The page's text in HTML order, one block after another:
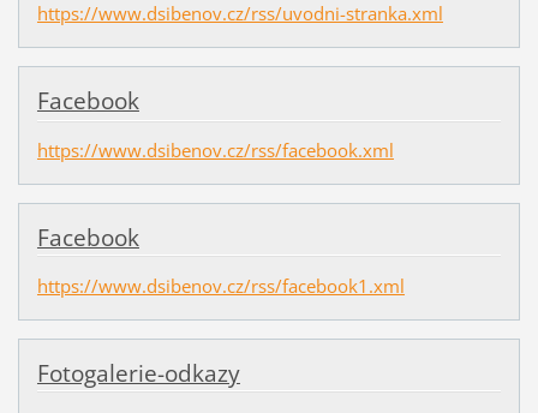
https://www.dsibenov.cz/rss/uvodni-stranka.xml
Facebook
https://www.dsibenov.cz/rss/facebook.xml
Facebook
https://www.dsibenov.cz/rss/facebook1.xml
Fotogalerie-odkazy